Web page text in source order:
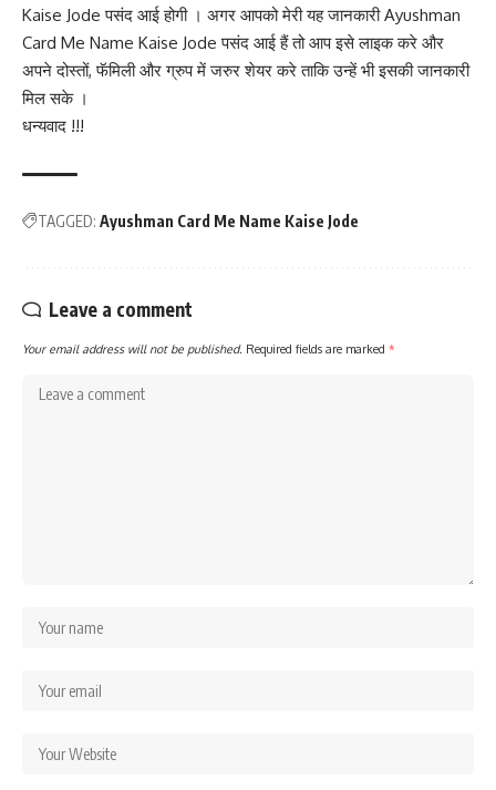
Kaise Jode पसंद आई होगी । अगर आपको मेरी यह जानकारी Ayushman
Card Me Name Kaise Jode पसंद आई हैं तो आप इसे लाइक करे और
अपने दोस्तों, फॅमिली और ग्रुप में जरुर शेयर करे ताकि उन्हें भी इसकी जानकारी
मिल सके ।
धन्यवाद !!!
TAGGED: Ayushman Card Me Name Kaise Jode
Leave a comment
Your email address will not be published. Required fields are marked *